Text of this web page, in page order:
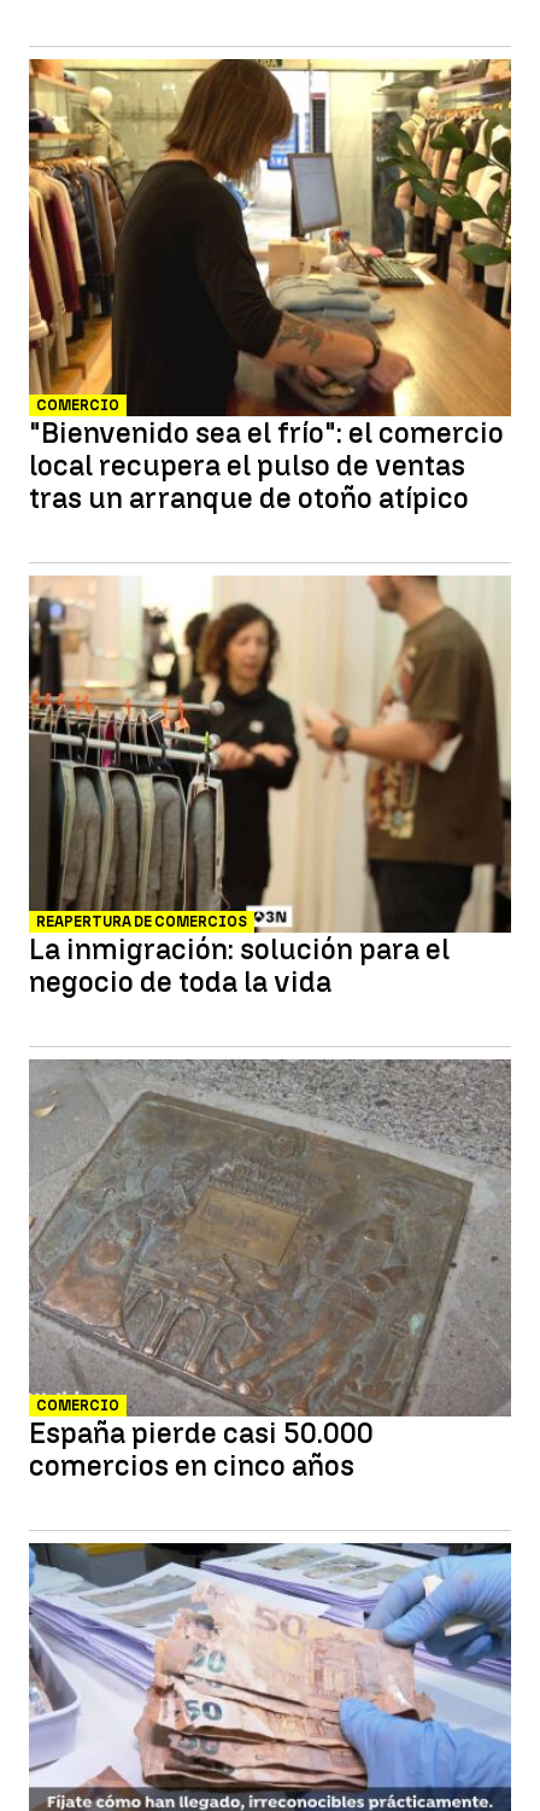
COMERCIO
"Bienvenido sea el frío": el comercio
local recupera el pulso de ventas
tras un arranque de otoño atípico
REAPERTURA DE COMERCIOS
La inmigración: solución para el
negocio de toda la vida
COMERCIO
España pierde casi 50.000
comercios en cinco años